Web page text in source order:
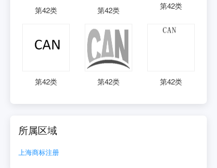
第42类 第42类 第42类
第42类 第42类 第42类
所属区域
上海商标注册